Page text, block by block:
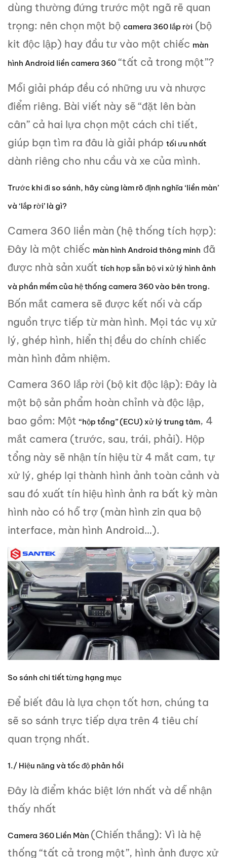
dùng thường đứng trước một ngã rẽ quan
trọng: nên chọn một bộ camera 360 lắp rời (bộ
kit độc lập) hay đầu tư vào một chiếc màn
hình Android liền camera 360 “tất cả trong một”?
Mỗi giải pháp đều có những ưu và nhược
điểm riêng. Bài viết này sẽ “đặt lên bàn
cân” cả hai lựa chọn một cách chi tiết,
giúp bạn tìm ra đâu là giải pháp tối ưu nhất
dành riêng cho nhu cầu và xe của mình.
Trước khi đi so sánh, hãy cùng làm rõ định nghĩa ‘liền màn’
và ‘lắp rời’ là gì?
Camera 360 liền màn (hệ thống tích hợp):
Đây là một chiếc màn hình Android thông minh đã
được nhà sản xuất tích hợp sẵn bộ vi xử lý hình ảnh
và phần mềm của hệ thống camera 360 vào bên trong.
Bốn mắt camera sẽ được kết nối và cấp
nguồn trực tiếp từ màn hình. Mọi tác vụ xử
lý, ghép hình, hiển thị đều do chính chiếc
màn hình đảm nhiệm.
Camera 360 lắp rời (bộ kit độc lập): Đây là
một bộ sản phẩm hoàn chỉnh và độc lập,
bao gồm: Một“hộp tổng” (ECU) xử lý trung tâm, 4
mắt camera (trước, sau, trái, phải). Hộp
tổng này sẽ nhận tín hiệu từ 4 mắt cam, tự
xử lý, ghép lại thành hình ảnh toàn cảnh và
sau đó xuất tín hiệu hình ảnh ra bất kỳ màn
hình nào có hỗ trợ (màn hình zin qua bộ
interface, màn hình Android…).
So sánh chi tiết từng hạng mục
Để biết đâu là lựa chọn tốt hơn, chúng ta
sẽ so sánh trực tiếp dựa trên 4 tiêu chí
quan trọng nhất.
1./ Hiệu năng và tốc độ phản hồi
Đây là điểm khác biệt lớn nhất và dễ nhận
thấy nhất
Camera 360 Liền Màn (Chiến thắng): Vì là hệ
thống “tất cả trong một”, hình ảnh được xử